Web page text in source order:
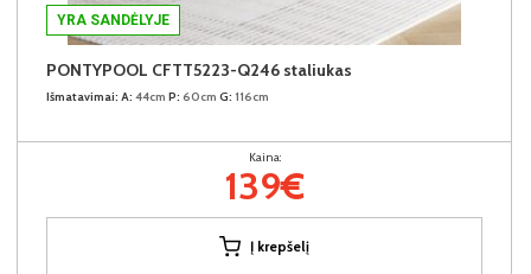
YRA SANDĖLYJE
PONTYPOOL CFTT5223-Q246 staliukas
Išmatavimai: A: 44cm P: 60cm G: 116cm
Kaina:
139€
Į krepšelį